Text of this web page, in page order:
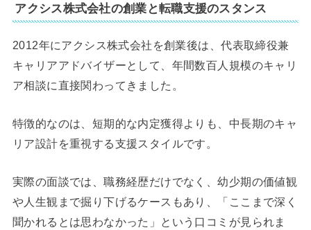
アクシス株式会社の創業と転職支援のスタンス
2012年にアクシス株式会社を創業後は、代表取締役兼
キャリアアドバイザーとして、年間数百人規模のキャリ
ア相談に直接関わってきました。
特徴的なのは、短期的な内定獲得よりも、中長期のキャ
リア設計を重視する支援スタイルです。
実際の面談では、職務経歴だけでなく、幼少期の価値観
や人生観まで掘り下げるケースもあり、「ここまで深く
聞かれるとは思わなかった」という口コミが見られま